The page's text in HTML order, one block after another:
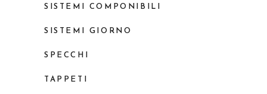
SISTEMI COMPONIBILI
SISTEMI GIORNO
SPECCHI
TAPPETI